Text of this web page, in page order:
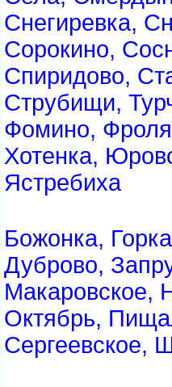
Снегиревка,
Сорокино,
Спиридово,
Струбищи,
Фомино,
Хотенка,
Ястребиха
Божонка, Горка
Дуброво,
Макаровское,
Октябрь,
Сергеевское,